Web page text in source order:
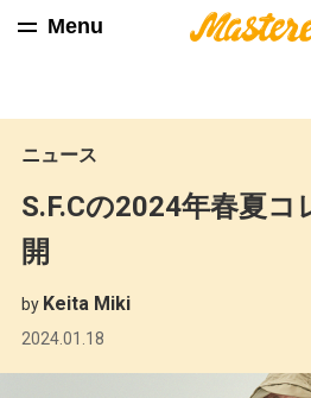
Menu
ニュース
S.F.Cの2024年春夏
開
by Keita Miki
2024.01.18